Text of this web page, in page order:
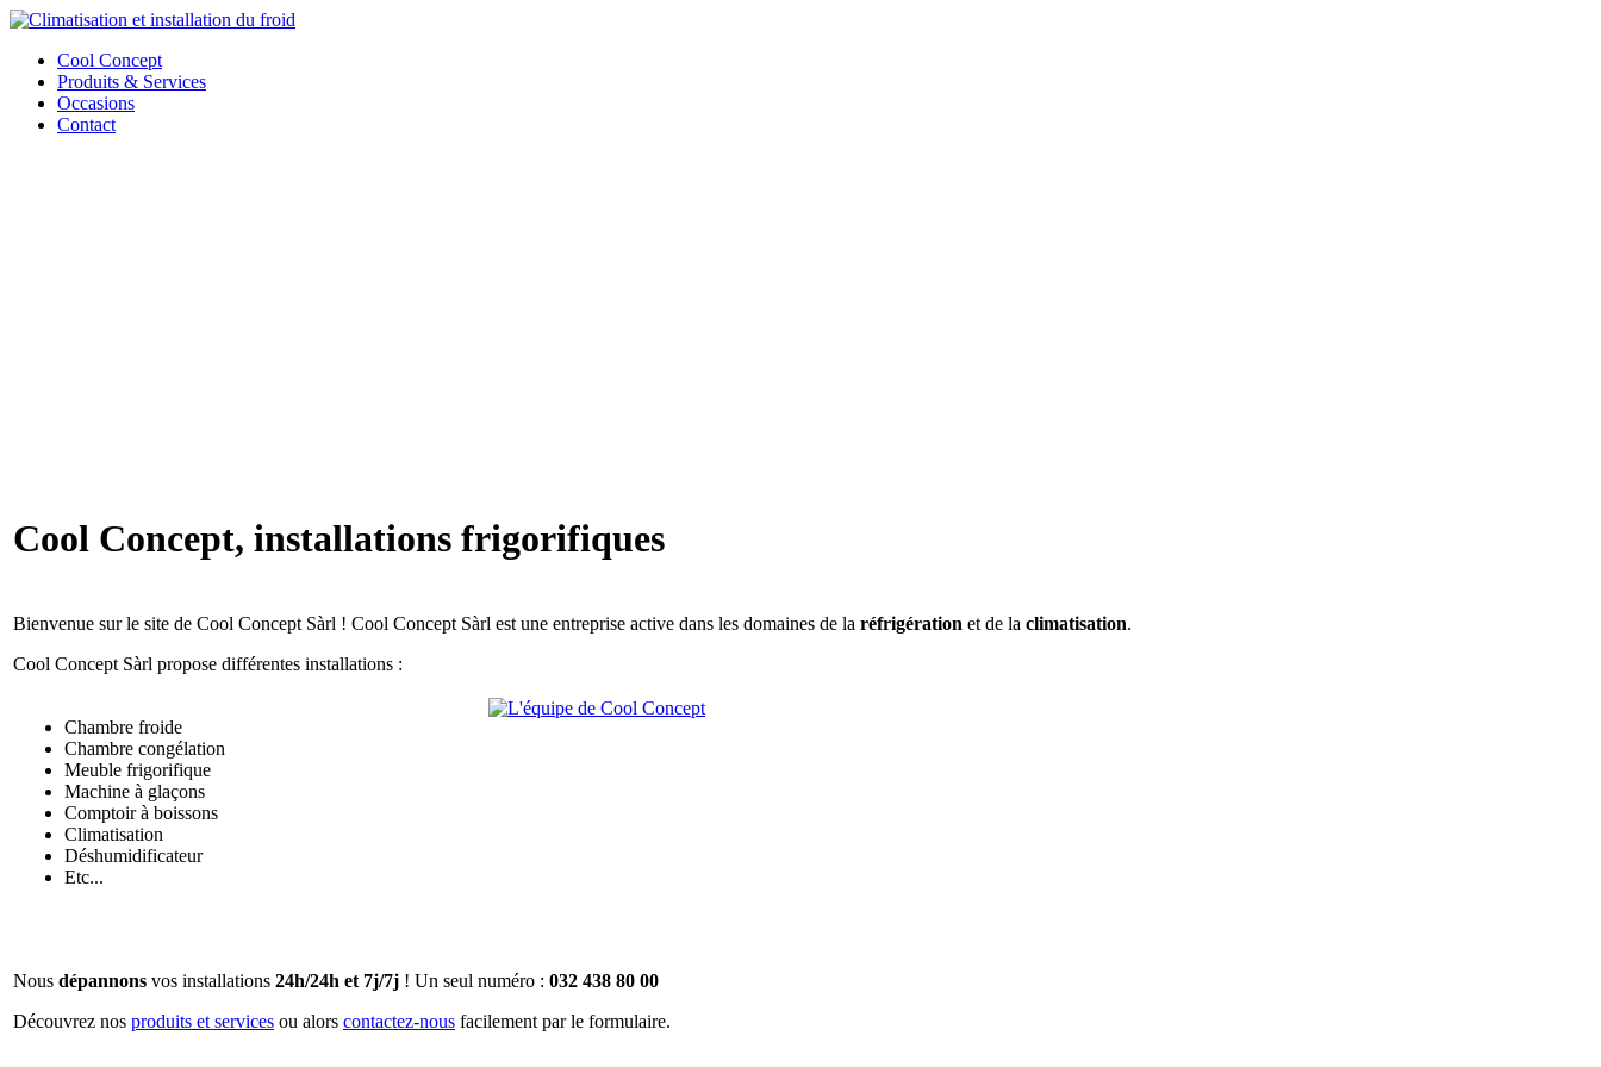
Cool Concept
Produits & Services
Occasions
Contact
Cool Concept, installations frigorifiques
Bienvenue sur le site de Cool Concept Sàrl ! Cool Concept Sàrl est une entreprise active dans les domaines de la réfrigération et de la climatisation.
Cool Concept Sàrl propose différentes installations :
Chambre froide
Chambre congélation
Meuble frigorifique
Machine à glaçons
Comptoir à boissons
Climatisation
Déshumidificateur
Etc...
Nous dépannons vos installations 24h/24h et 7j/7j ! Un seul numéro : 032 438 80 00
Découvrez nos produits et services ou alors contactez-nous facilement par le formulaire.